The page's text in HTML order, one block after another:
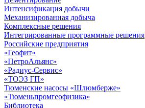
Интенсификация добычи
Механизированная добыча
Комплексные решения
Интегрированные программные решения
Российские предприятия
«Геофит»
«ПетроАльянс»
«Радиус-Сервис»
«ТОЭЗ ГП»
Тюменские насосы «Шлюмберже»
«Тюменьпромгеофизика»
Библиотека